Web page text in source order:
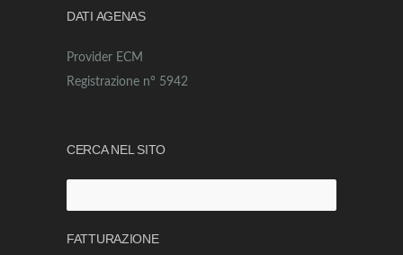
DATI AGENAS
Provider ECM
Registrazione n° 5942
CERCA NEL SITO
per:
FATTURAZIONE